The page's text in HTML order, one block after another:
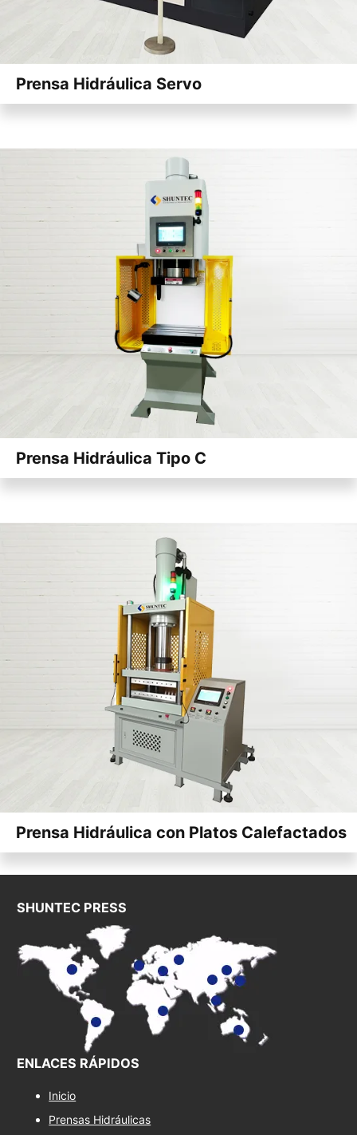
Prensa Hidráulica Servo
Prensa Hidráulica Tipo C
Prensa Hidráulica con Platos Calefactados
SHUNTEC PRESS
ENLACES RÁPIDOS
Inicio
Prensas Hidráulicas